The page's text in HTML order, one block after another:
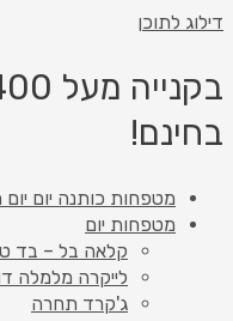
דילוג לתוכן
בחינם!
מטפחות כותנה יום יום
מטפחות יום
קלאה בל – בד
לייקרה מלמלה
ג'קרד תחרה